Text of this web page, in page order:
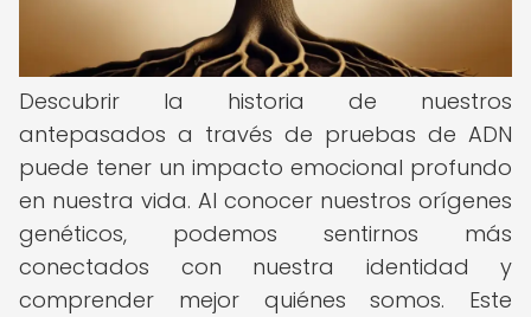
Descubrir la historia de nuestros
antepasados a través de pruebas de ADN
puede tener un impacto emocional profundo
en nuestra vida. Al conocer nuestros orígenes
genéticos, podemos sentirnos más
conectados con nuestra identidad y
comprender mejor quiénes somos. Este